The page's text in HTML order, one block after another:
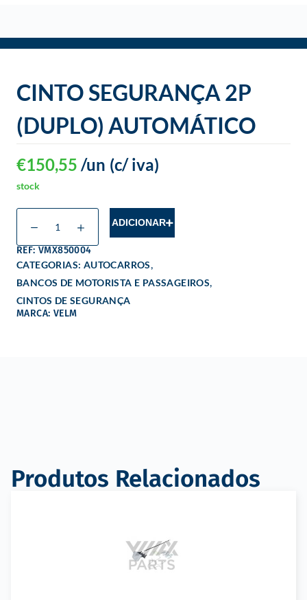
CINTO SEGURANÇA 2P
(DUPLO) AUTOMÁTICO
€150,55 (c/ iva)
/un
stock
ADICIONAR
REF: VMX850004
CATEGORIAS: AUTOCARROS,
BANCOS DE MOTORISTA E PASSAGEIROS,
CINTOS DE SEGURANÇA
MARCA: VELM
Produtos Relacionados